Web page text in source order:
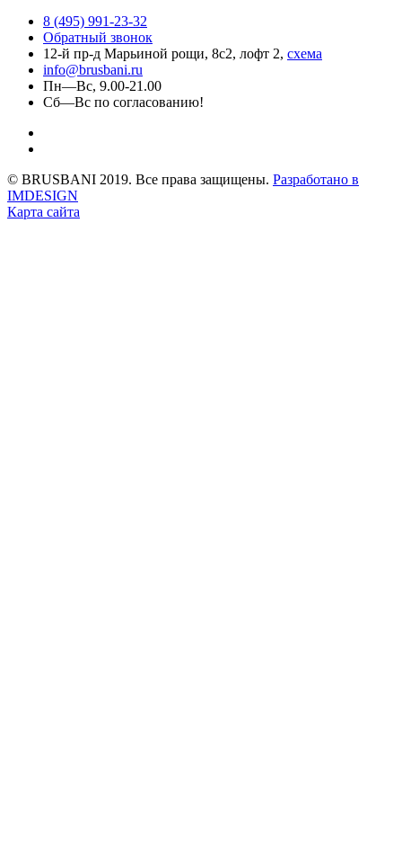
8 (495) 991-23-32
Обратный звонок
12-й пр-д Марьиной рощи, 8с2, лофт 2, схема
info@brusbani.ru
Пн—Вс, 9.00-21.00
Сб—Вс по согласованию!
© BRUSBANI 2019. Все права защищены. Разработано в
IMDESIGN
Карта сайта